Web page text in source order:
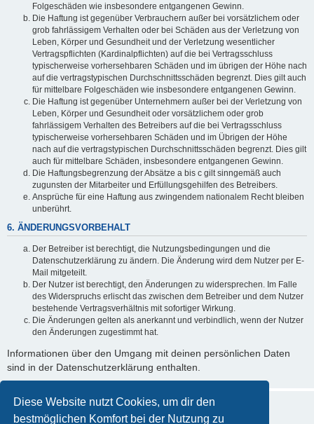
Diese Website nutzt Cookies, um dir den
bestmöglichen Komfort bei der Nutzung zu
Folgeschäden wie insbesondere entgangenen Gewinn.
Die Haftung ist gegenüber Verbrauchern außer bei vorsätzlichem oder
grob fahrlässigem Verhalten oder bei Schäden aus der Verletzung von
Leben, Körper und Gesundheit und der Verletzung wesentlicher
Vertragspflichten (Kardinalpflichten) auf die bei Vertragsschluss
typischerweise vorhersehbaren Schäden und im übrigen der Höhe nach
auf die vertragstypischen Durchschnittsschäden begrenzt. Dies gilt auch
für mittelbare Folgeschäden wie insbesondere entgangenen Gewinn.
Die Haftung ist gegenüber Unternehmern außer bei der Verletzung von
Leben, Körper und Gesundheit oder vorsätzlichem oder grob
fahrlässigem Verhalten des Betreibers auf die bei Vertragsschluss
typischerweise vorhersehbaren Schäden und im Übrigen der Höhe
nach auf die vertragstypischen Durchschnittsschäden begrenzt. Dies gilt
auch für mittelbare Schäden, insbesondere entgangenen Gewinn.
Die Haftungsbegrenzung der Absätze a bis c gilt sinngemäß auch
zugunsten der Mitarbeiter und Erfüllungsgehilfen des Betreibers.
Ansprüche für eine Haftung aus zwingendem nationalem Recht bleiben
unberührt.
6. ÄNDERUNGSVORBEHALT
Der Betreiber ist berechtigt, die Nutzungsbedingungen und die
Datenschutzerklärung zu ändern. Die Änderung wird dem Nutzer per E-
Mail mitgeteilt.
Der Nutzer ist berechtigt, den Änderungen zu widersprechen. Im Falle
des Widerspruchs erlischt das zwischen dem Betreiber und dem Nutzer
bestehende Vertragsverhältnis mit sofortiger Wirkung.
Die Änderungen gelten als anerkannt und verbindlich, wenn der Nutzer
den Änderungen zugestimmt hat.
Informationen über den Umgang mit deinen persönlichen Daten
sind in der Datenschutzerklärung enthalten.